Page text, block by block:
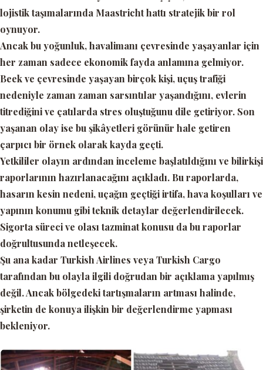
lojistik taşımalarında Maastricht hattı stratejik bir rol
oynuyor.
Ancak bu yoğunluk, havalimanı çevresinde yaşayanlar için
her zaman sadece ekonomik fayda anlamına gelmiyor.
Beek ve çevresinde yaşayan birçok kişi, uçuş trafiği
nedeniyle zaman zaman sarsıntılar yaşandığını, evlerin
titrediğini ve çatılarda stres oluştuğunu dile getiriyor. Son
yaşanan olay ise bu şikâyetleri görünür hale getiren
çarpıcı bir örnek olarak kayda geçti.
Yetkililer olayın ardından inceleme başlatıldığını ve bilirkişi
raporlarının hazırlanacağını açıkladı. Bu raporlarda,
hasarın kesin nedeni, uçağın geçtiği irtifa, hava koşulları ve
yapının konumu gibi teknik detaylar değerlendirilecek.
Sigorta süreci ve olası tazminat konusu da bu raporlar
doğrultusunda netleşecek.
Şu ana kadar Turkish Airlines veya Turkish Cargo
tarafından bu olayla ilgili doğrudan bir açıklama yapılmış
değil. Ancak bölgedeki tartışmaların artması halinde,
şirketin de konuya ilişkin bir değerlendirme yapması
bekleniyor.